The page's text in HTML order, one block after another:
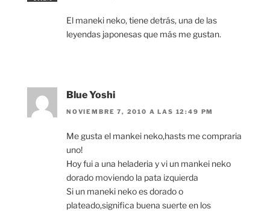
El maneki neko, tiene detrás, una de las
leyendas japonesas que más me gustan.
Blue Yoshi
NOVIEMBRE 7, 2010 A LAS 12:49 PM
Me gusta el mankei neko,hasts me compraria
uno!
Hoy fui a una heladeria y vi un mankei neko
dorado moviendo la pata izquierda
Si un maneki neko es dorado o
plateado,significa buena suerte en los